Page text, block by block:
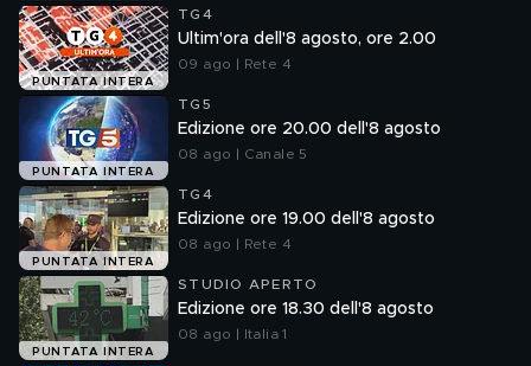
PUNTATA INTERA
TG4
Ultim'ora dell'8 agosto, ore 2.00
09 ago | Rete 4
PUNTATA INTERA
TG5
Edizione ore 20.00 dell'8 agosto
08 ago | Canale 5
PUNTATA INTERA
TG4
Edizione ore 19.00 dell'8 agosto
08 ago | Rete 4
PUNTATA INTERA
STUDIO APERTO
Edizione ore 18.30 dell'8 agosto
08 ago | Italia 1